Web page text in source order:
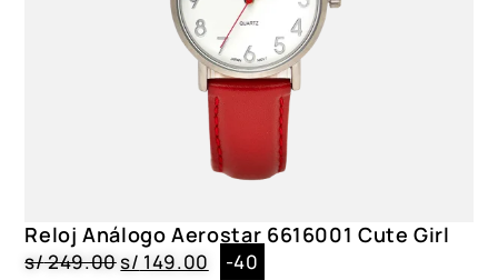
Reloj Análogo Aerostar 6616001 Cute Girl
s/249.00s/ 149.00 -40